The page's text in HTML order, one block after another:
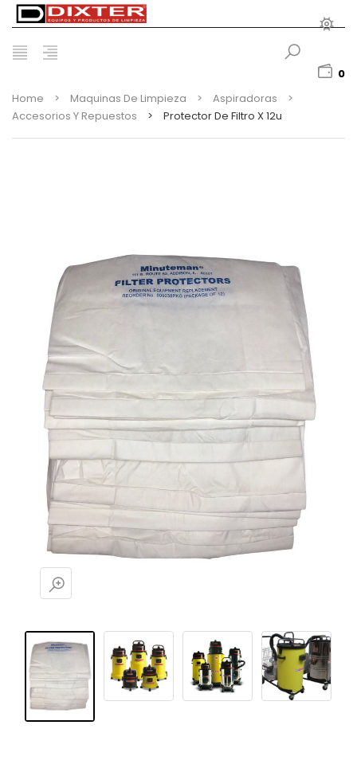
0
Home
> Maquinas De Limpieza > Aspiradoras
>
Accesorios Y Repuestos
> Protector De Filtro X 12u